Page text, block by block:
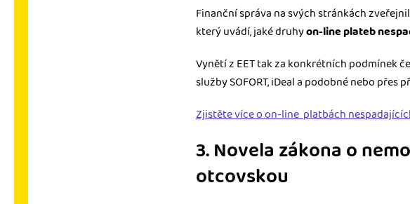
Finanční správa na svých stránkách
který uvádí, jaké druhyon-line plateb
Vynětí z EET tak za konkrétních podmínek
služby SOFORT, iDeal a podobné nebo
Zjistěte více o on-line platbách
3. Novela zákona o
otcovskou